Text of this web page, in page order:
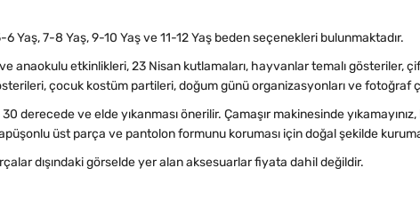
Yaş, 7-8 Yaş, 9-10 Yaş ve 11-12 Yaş beden seçenekleri bulunmaktadır.
anaokulu etkinlikleri, 23 Nisan kutlamaları, hayvanlar temalı gösteriler,
çocuk kostüm partileri, doğum günü organizasyonları ve fotoğraf
derecede ve elde yıkanması önerilir. Çamaşır makinesinde
üst parça ve pantolon formunu koruması için doğal şekilde
dışındaki görselde yer alan aksesuarlar fiyata dahil değildir.